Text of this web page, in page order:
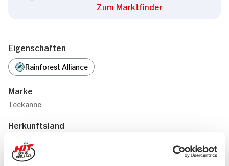
Zum Marktfinder
Eigenschaften
Rainforest Alliance
Marke
Teekanne
Herkunftsland